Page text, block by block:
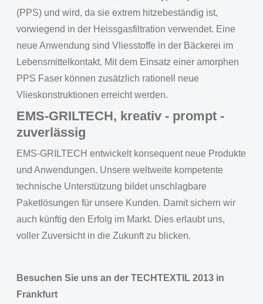
(PPS) und wird, da sie extrem hitzebeständig ist,
vorwiegend in der Heissgasfiltration verwendet. Eine
neue Anwendung sind Vliesstoffe in der Bäckerei im
Lebensmittelkontakt. Mit dem Einsatz einer amorphen
PPS Faser können zusätzlich rationell neue
Vlieskonstruktionen erreicht werden.
EMS-GRILTECH, kreativ - prompt -
zuverlässig
EMS-GRILTECH entwickelt konsequent neue Produkte
und Anwendungen. Unsere weltweite kompetente
technische Unterstützung bildet unschlagbare
Paketlösungen für unsere Kunden. Damit sichern wir
auch künftig den Erfolg im Markt. Dies erlaubt uns,
voller Zuversicht in die Zukunft zu blicken.
Besuchen Sie uns an der TECHTEXTIL 2013 in
Frankfurt